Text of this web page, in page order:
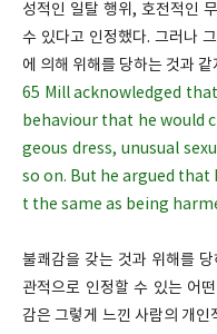
성적인 일탈 행위, 호전적인
수 있다고 인정했다. 그러나
에 의해 위해를 당하는 것과
65 Mill acknowledged
behaviour that he would
geous dress, unusual
so on. But he argued
t the same as being
불쾌감을 갖는 것과 위해를
관적으로 인정할 수 있는
감은 그렇게 느낀 사람의 개